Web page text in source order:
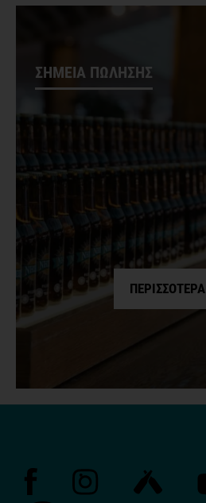
ΣΗΜΕΙΑ ΠΩΛΗΣΗΣ
ΠΕΡΙΣΣΟΤΕΡΑ